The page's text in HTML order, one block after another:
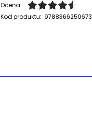
Ocena:
Kod produktu: 9788366250673